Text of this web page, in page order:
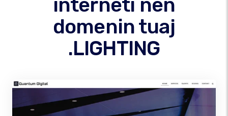
interneti nën
domenin tuaj
.LIGHTING